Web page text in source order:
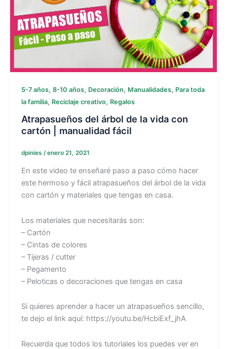
5-7 años, 8-10 años, Decoración, Manualidades, Para toda
la familia, Reciclaje creativo, Regalos
Atrapasueños del árbol de la vida con
cartón | manualidad fácil
dpinies /enero 21, 2021
En este video te enseñaré paso a paso cómo hacer
este hermoso y fácil atrapasueños del árbol de la vida
con cartón y materiales que tengas en casa.
Los materiales que necesitarás son:
– Cartón
– Cintas de colores
– Tijeras / cutter
– Pegamento
– Peloticas o decoraciones que tengas en casa
Si quieres aprender a hacer un atrapasueños sencillo,
te dejo el link aquí: https://youtu.be/HcbiExf_jhA
Recuerda que todos los tutoriales los puedes ver en